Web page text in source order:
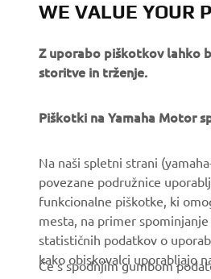
PODJETJA
O nas
Press
Brošure
Delo pri Yamahi
WE VALUE YOUR
Z uporabo piškotkov lahko
storitve in trženje.
Piškotki na Yamaha Motor
Na naši spletni strani
povezane podružnice
funkcionalne piškotke, ki
mesta, na primer
statističnih podatkov o
kako obiskovalci uporabljajo
Če s spodnjim gumbom